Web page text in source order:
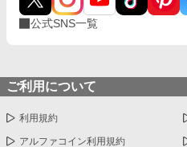
公式SNS一覧
ご利用について
利用規約
アルファコイン利用規約